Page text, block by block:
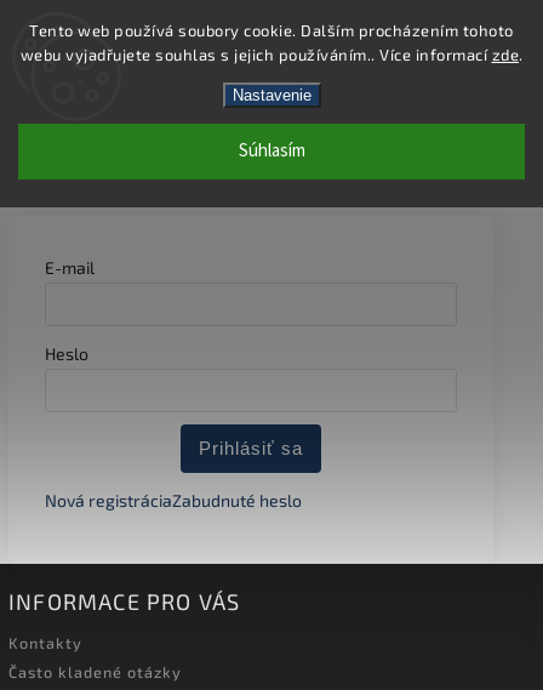
Tento web používá soubory cookie. Dalším procházením tohoto
webu vyjadřujete souhlas s jejich používáním.. Více informacízde.
Nastavenie
Súhlasím
Hľadať
E-mail
Heslo
Prihlásiť sa
Nová registráciaZabudnuté heslo
INFORMACE PRO VÁS
Kontakty
Často kladené otázky